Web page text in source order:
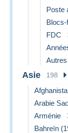
Poste
Blocs-
FDC
Asie 198
Arabie
Arménie
Bahreïn